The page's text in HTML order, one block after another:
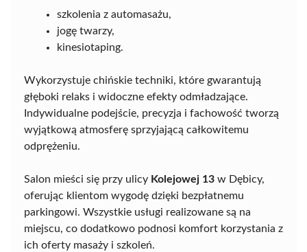
szkolenia z automasażu,
jogę twarzy,
kinesiotaping.
Wykorzystuje chińskie techniki, które gwarantują
głęboki relaks i widoczne efekty odmładzające.
Indywidualne podejście, precyzja i fachowość tworzą
wyjątkową atmosferę sprzyjającą całkowitemu
odprężeniu.
Salon mieści się przy ulicy Kolejowej 13 w Dębicy,
oferując klientom wygodę dzięki bezpłatnemu
parkingowi. Wszystkie usługi realizowane są na
miejscu, co dodatkowo podnosi komfort korzystania z
ich oferty masaży i szkoleń.